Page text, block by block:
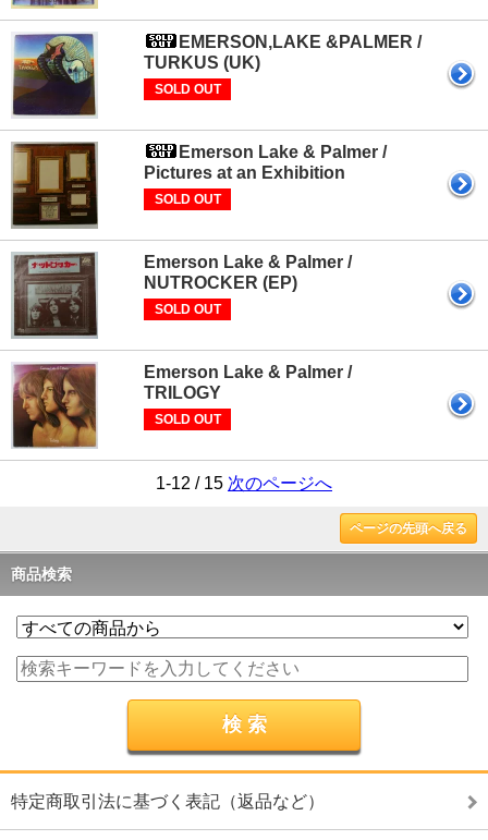
EMERSON,LAKE &PALMER /
TURKUS (UK)
SOLD OUT
Emerson Lake & Palmer /
Pictures at an Exhibition
SOLD OUT
Emerson Lake & Palmer /
NUTROCKER (EP)
SOLD OUT
Emerson Lake & Palmer /
TRILOGY
SOLD OUT
1-12 / 15 次のページへ
ページの先頭へ戻る
商品検索
特定商取引法に基づく表記（返品など）